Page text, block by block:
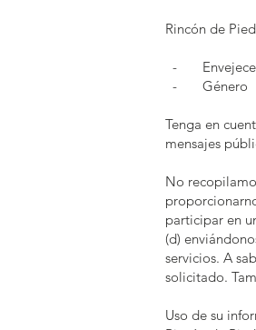
Rincón de
-
- Género
Tenga en
mensajes
No
participar en
(d)
servicios. A
solicitado.
Uso de su